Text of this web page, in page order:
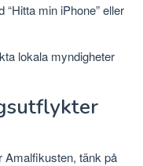
min iPhone” eller
lokala myndigheter
Amalfikusten, tänk på